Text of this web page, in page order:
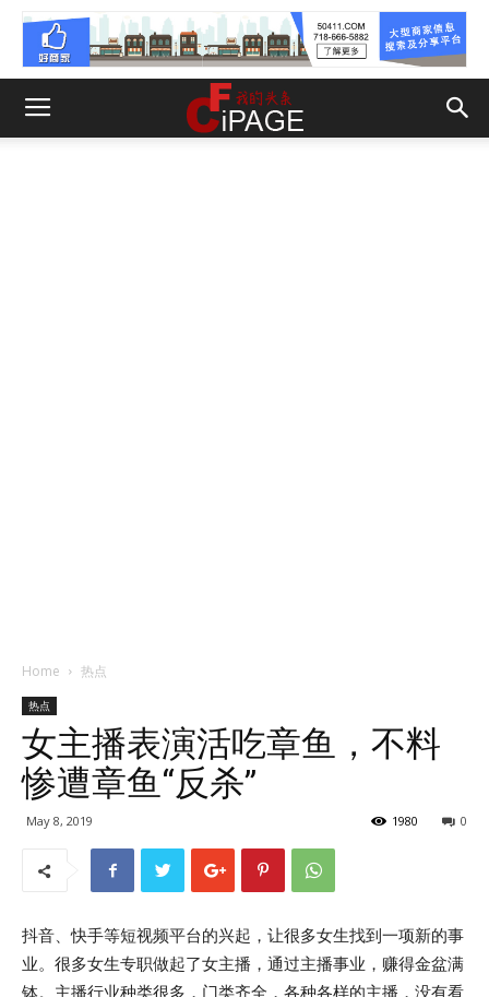
Home 热点
热点
女主播表演活吃章鱼，不料
惨遭章鱼“反杀”
May 8, 2019 0
1980
抖音、快手等短视频平台的兴起，让很多女生找到一项新的事
业。很多女生专职做起了女主播，通过主播事业，赚得金盆满
钵。主播行业种类很多，门类齐全，各种各样的主播，没有看